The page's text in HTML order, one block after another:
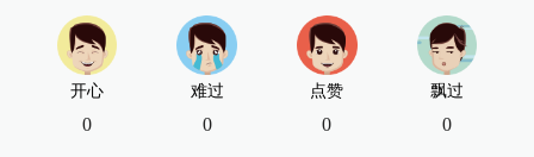
开心
0
难过
0
点赞
0
飘过
0